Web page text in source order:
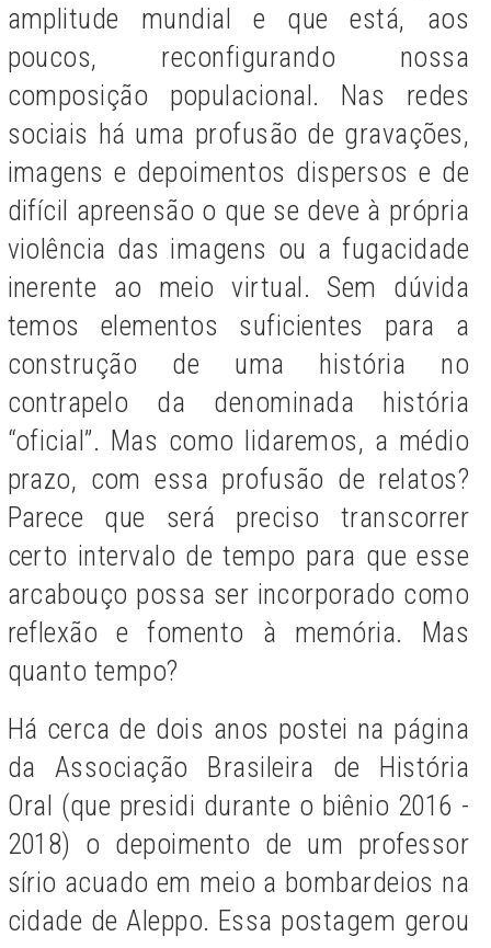
amplitude mundial e que está, aos
poucos, reconfigurando nossa
composição populacional. Nas redes
sociais há uma profusão de gravações,
imagens e depoimentos dispersos e de
difícil apreensão o que se deve à própria
violência das imagens ou a fugacidade
inerente ao meio virtual. Sem dúvida
temos elementos suficientes para a
construção de uma história no
contrapelo da denominada história
“oficial”. Mas como lidaremos, a médio
prazo, com essa profusão de relatos?
Parece que será preciso transcorrer
certo intervalo de tempo para que esse
arcabouço possa ser incorporado como
reflexão e fomento à memória. Mas
quanto tempo?
Há cerca de dois anos postei na página
da Associação Brasileira de História
Oral (que presidi durante o biênio 2016 -
2018) o depoimento de um professor
sírio acuado em meio a bombardeios na
cidade de Aleppo. Essa postagem gerou